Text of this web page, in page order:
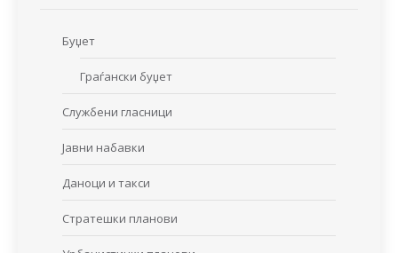
Буџет
Граѓански буџет
Службени гласници
Јавни набавки
Даноци и такси
Стратешки планови